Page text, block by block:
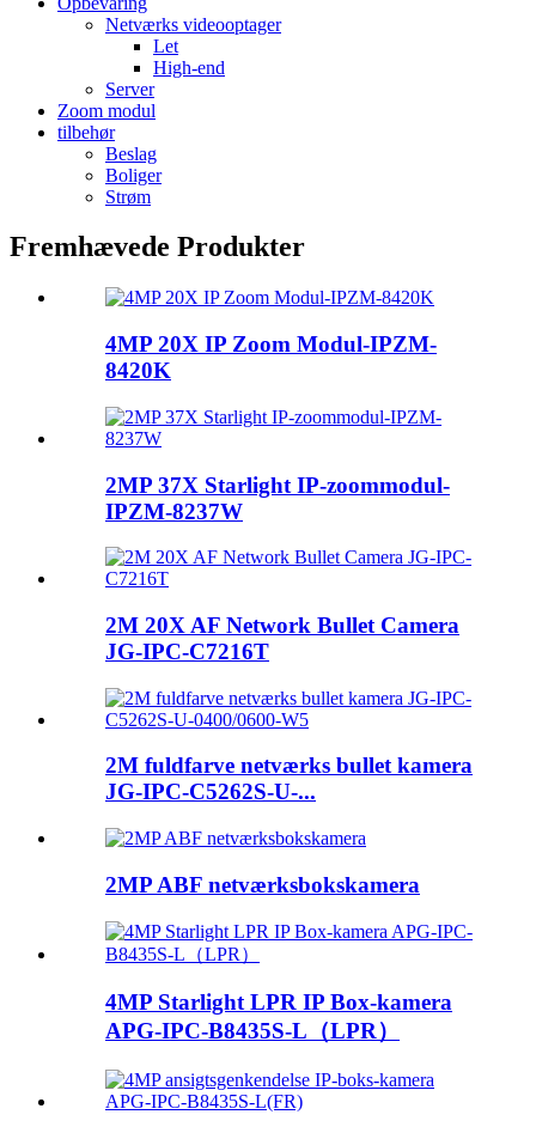
Netværks videooptager
Let
High-end
Server
Zoom modul
tilbehør
Beslag
Boliger
Strøm
Fremhævede Produkter
4MP 20X IP Zoom Modul-IPZM-
8420K
2MP 37X Starlight IP-zoommodul-
IPZM-8237W
2M 20X AF Network Bullet Camera
JG-IPC-C7216T
2M fuldfarve netværks bullet kamera
JG-IPC-C5262S-U-...
2MP ABF netværksbokskamera
4MP Starlight LPR IP Box-kamera
APG-IPC-B8435S-L（LPR）